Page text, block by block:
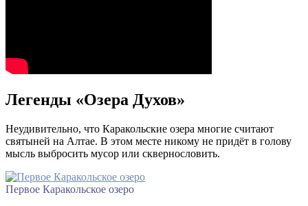
Легенды «Озера Духов»
Неудивительно, что Каракольские озера многие считают
святыней на Алтае. В этом месте никому не придёт в голову
мысль выбросить мусор или сквернословить.
Первое Каракольское озеро